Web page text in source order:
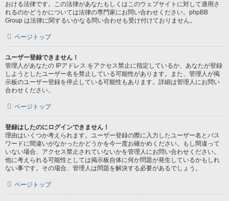
おける法律です。この法律があなたもしくはこのウェブサイトに対して適用さ
れるのかどうかについては法律の専門家にお問い合わせください。phpBB
Group は法律に関するいかなる問い合わせも受け付けておりません。
ページトップ
ユーザー登録できません！
管理人があなたの IPアドレス をアクセス禁止に指定しているか、あなたが登録
しようとしたユーザー名を禁止している可能性があります。また、管理人が掲
示板のユーザー登録を停止している可能性もあります。詳細は管理人にお問い
合わせください。
ページトップ
登録はしたのにログインできません！
理由はいくつか考えられます。ユーザー登録の際に入力したユーザー名とパス
ワードに間違いがなかったかどうかを今一度お確かめください。もし間違って
いない場合、アクセス禁止されていないかを管理人にお問い合わせください。
他に考えられる可能性としては掲示板自体に何か問題が発生しているかもしれ
ない事です。その場合、管理人は問題を解決する必要があるでしょう。
ページトップ